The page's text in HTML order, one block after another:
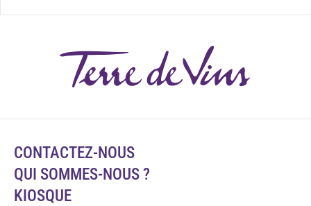
CONTACTEZ-NOUS
QUI SOMMES-NOUS ?
KIOSQUE